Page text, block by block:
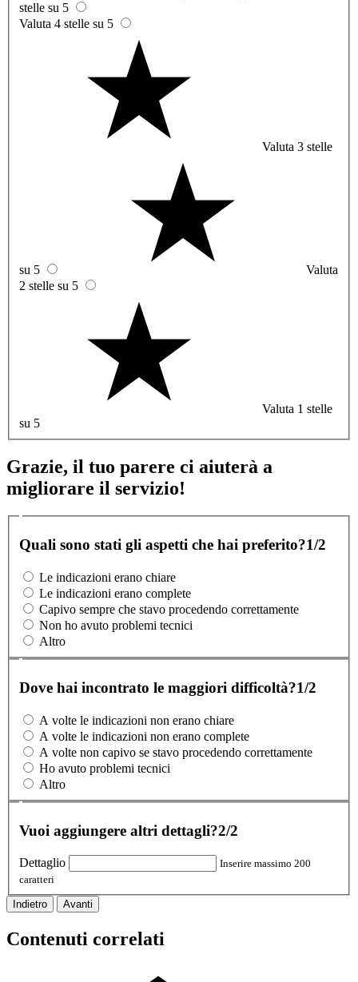
stelle su 5
Valuta 4 stelle su 5
Valuta 3 stelle
su 5
Valuta
2 stelle su 5
Valuta 1 stelle
su 5
Grazie, il tuo parere ci aiuterà a
migliorare il servizio!
Quali sono stati gli aspetti che hai preferito?1/2
Le indicazioni erano chiare
Le indicazioni erano complete
Capivo sempre che stavo procedendo correttamente
Non ho avuto problemi tecnici
Altro
Dove hai incontrato le maggiori difficoltà?1/2
A volte le indicazioni non erano chiare
A volte le indicazioni non erano complete
A volte non capivo se stavo procedendo correttamente
Ho avuto problemi tecnici
Altro
Vuoi aggiungere altri dettagli?2/2
Dettaglio
Inserire massimo 200
caratteri
Indietro Avanti
Contenuti correlati